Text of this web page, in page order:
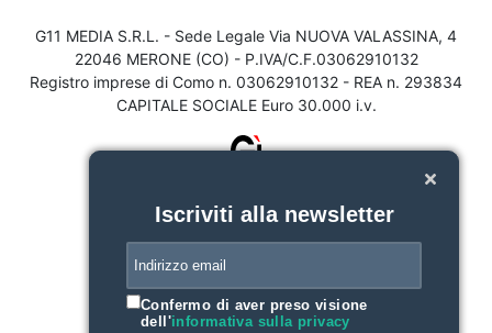
G11 MEDIA S.R.L. - Sede Legale Via NUOVA VALASSINA, 4
22046 MERONE (CO) - P.IVA/C.F.03062910132
Registro imprese di Como n. 03062910132 - REA n. 293834
CAPITALE SOCIALE Euro 30.000 i.v.
Iscriviti alla newsletter
Confermo di aver preso visione
dell'informativa sulla privacy